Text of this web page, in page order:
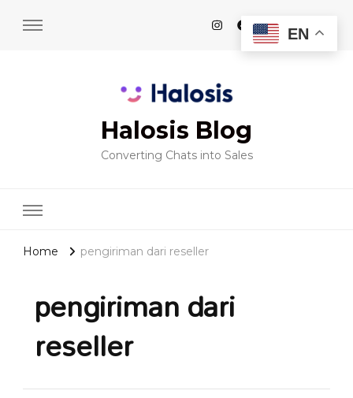
Halosis Blog
Converting Chats into Sales
Home pengiriman dari reseller
pengiriman dari
reseller
EN